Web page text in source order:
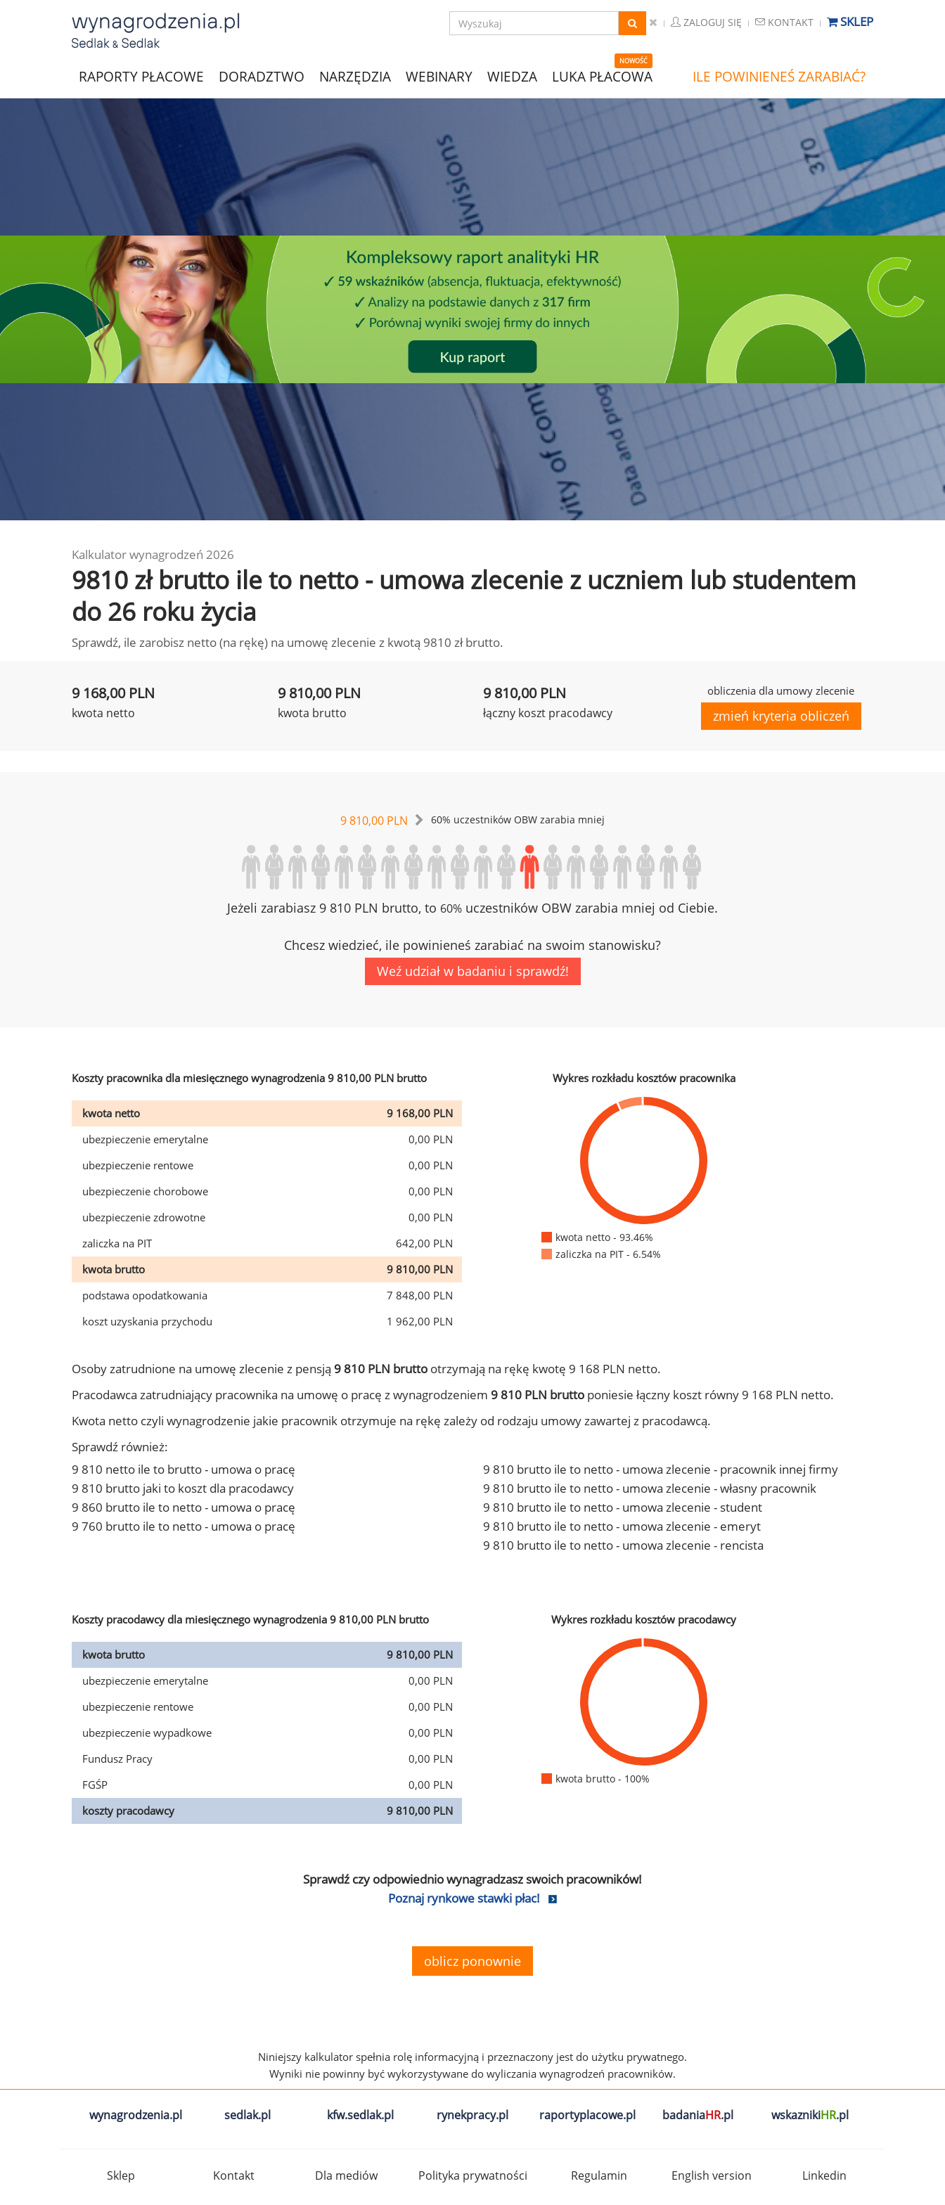
ZALOGUJ SIĘ KONTAKT SKLEP
RAPORTY PŁACOWE DORADZTWO NARZĘDZIA WEBINARY WIEDZA
NOWOŚĆ
LUKA PŁACOWA ILE POWINIENEŚ ZARABIAĆ?
Kalkulator wynagrodzeń 2026
9810 zł brutto ile to netto - umowa zlecenie z uczniem lub studentem
do 26 roku życia
Sprawdź, ile zarobisz netto (na rękę) na umowę zlecenie z kwotą 9810 zł brutto.
9 168,00 PLN
kwota netto
9 810,00 PLN
kwota brutto
9 810,00 PLN
łączny koszt pracodawcy
obliczenia dla umowy zlecenie
zmień kryteria obliczeń
9 810,00 PLN 60% uczestników OBW zarabia mniej
Jeżeli zarabiasz 9 810 PLN brutto, to 60% uczestników OBW zarabia mniej od Ciebie.
Chcesz wiedzieć, ile powinieneś zarabiać na swoim stanowisku?
Weź udział w badaniu i sprawdź!
Koszty pracownika dla miesięcznego wynagrodzenia 9 810,00 PLN brutto
kwota netto
9 168,00 PLN
ubezpieczenie emerytalne
0,00 PLN
ubezpieczenie rentowe
0,00 PLN
ubezpieczenie chorobowe
0,00 PLN
ubezpieczenie zdrowotne
0,00 PLN
zaliczka na PIT
642,00 PLN
kwota brutto
9 810,00 PLN
podstawa opodatkowania
7 848,00 PLN
koszt uzyskania przychodu
1 962,00 PLN
Wykres rozkładu kosztów pracownika
kwota netto - 93.46%
zaliczka na PIT - 6.54%
Osoby zatrudnione na umowę zlecenie z pensją 9 810 PLN brutto otrzymają na rękę kwotę 9 168 PLN netto.
Pracodawca zatrudniający pracownika na umowę o pracę z wynagrodzeniem 9 810 PLN brutto poniesie łączny koszt równy 9 168 PLN netto.
Kwota netto czyli wynagrodzenie jakie pracownik otrzymuje na rękę zależy od rodzaju umowy zawartej z pracodawcą.
Sprawdź również:
9 810 netto ile to brutto - umowa o pracę
9 810 brutto jaki to koszt dla pracodawcy
9 860 brutto ile to netto - umowa o pracę
9 760 brutto ile to netto - umowa o pracę
9 810 brutto ile to netto - umowa zlecenie - pracownik innej firmy
9 810 brutto ile to netto - umowa zlecenie - własny pracownik
9 810 brutto ile to netto - umowa zlecenie - student
9 810 brutto ile to netto - umowa zlecenie - emeryt
9 810 brutto ile to netto - umowa zlecenie - rencista
Koszty pracodawcy dla miesięcznego wynagrodzenia 9 810,00 PLN brutto
kwota brutto
9 810,00 PLN
ubezpieczenie emerytalne
0,00 PLN
ubezpieczenie rentowe
0,00 PLN
ubezpieczenie wypadkowe
0,00 PLN
Fundusz Pracy
0,00 PLN
FGŚP
0,00 PLN
koszty pracodawcy
9 810,00 PLN
Wykres rozkładu kosztów pracodawcy
kwota brutto - 100%
Sprawdź czy odpowiednio wynagradzasz swoich pracowników!
Poznaj rynkowe stawki płac!
oblicz ponownie
Niniejszy kalkulator spełnia rolę informacyjną i przeznaczony jest do użytku prywatnego.
Wyniki nie powinny być wykorzystywane do wyliczania wynagrodzeń pracowników.
wynagrodzenia.pl sedlak.pl kfw.sedlak.pl rynekpracy.pl raportyplacowe.pl badaniaHR.pl wskaznikiHR.pl
Sklep Kontakt Dla mediów Polityka prywatności Regulamin English version Linkedin